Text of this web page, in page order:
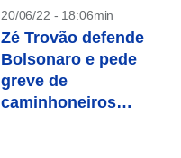
20/06/22 - 18:06min
Zé Trovão defende
Bolsonaro e pede
greve de
caminhoneiros